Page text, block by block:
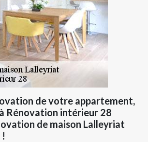
de votre appartement,
Rénovation intérieur 28
de maison Lalleyriat